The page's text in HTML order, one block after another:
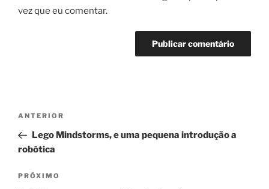
vez que eu comentar.
Navegação
Post
Post
anterior
ANTERIOR
Lego Mindstorms, e uma pequena introdução a
robótica
Próximo
PRÓXIMO